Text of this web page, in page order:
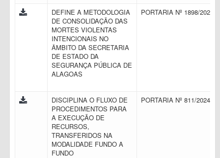
DEFINE A METODOLOGIA
DE CONSOLIDAÇÃO DAS
MORTES VIOLENTAS
INTENCIONAIS NO
ÂMBITO DA SECRETARIA
DE ESTADO DA
SEGURANÇA PÚBLICA DE
ALAGOAS
PORTARIA Nº 1898/2023
DISCIPLINA O FLUXO DE
PROCEDIMENTOS PARA
A EXECUÇÃO DE
RECURSOS,
TRANSFERIDOS NA
MODALIDADE FUNDO A
FUNDO
PORTARIA Nº 811/2024